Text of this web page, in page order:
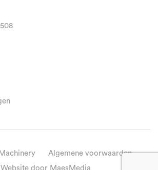
Algemene voorwaarden
Website door MaesMedia